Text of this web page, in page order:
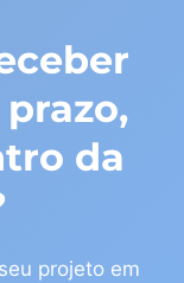
da
projeto em